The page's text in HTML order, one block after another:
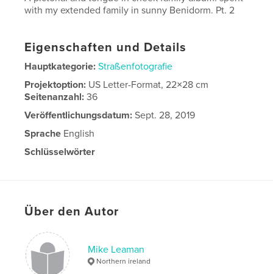
with my extended family in sunny Benidorm. Pt. 2
Eigenschaften und Details
Hauptkategorie: Straßenfotografie
Projektoption: US Letter-Format, 22×28 cm
Seitenanzahl:36
Veröffentlichungsdatum: Sept. 28, 2019
Sprache English
Schlüsselwörter
Über den Autor
Mike Leaman
Northern ireland